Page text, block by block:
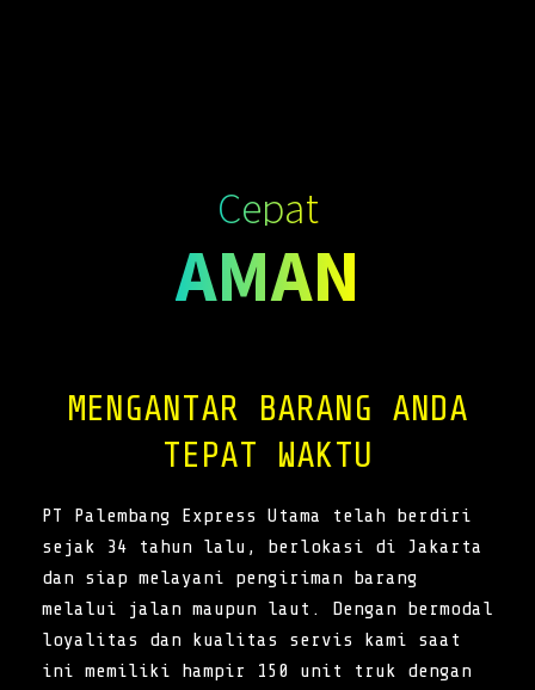
Cepat
AMAN
MENGANTAR BARANG ANDA
TEPAT WAKTU
PT Palembang Express Utama telah berdiri
sejak 34 tahun lalu, berlokasi di Jakarta
dan siap melayani pengiriman barang
melalui jalan maupun laut. Dengan bermodal
loyalitas dan kualitas servis kami saat
ini memiliki hampir 150 unit truk dengan